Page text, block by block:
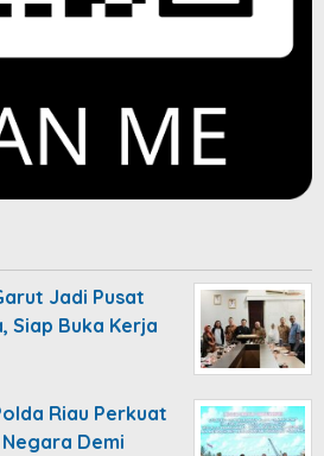
Jadi Pusat
Siap Buka Kerja
Riau Perkuat
Demi